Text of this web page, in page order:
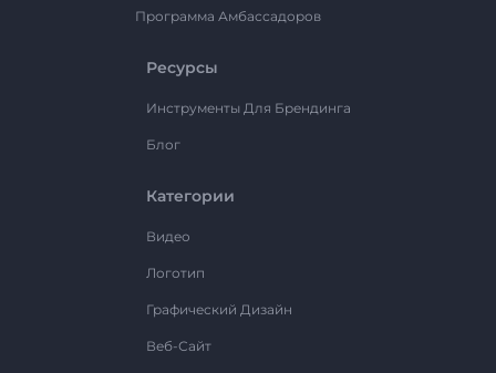
Программа Амбассадоров
Ресурсы
Инструменты Для Брендинга
Блог
Категории
Видео
Логотип
Графический Дизайн
Веб-Сайт